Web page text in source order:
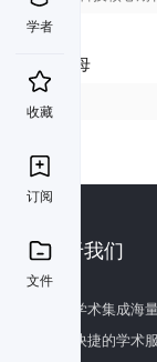
学者
收藏
订阅
文件
首字母
关于我们
百度学术集成海
全面快捷的学术